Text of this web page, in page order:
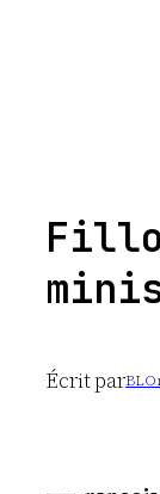
Écrit par